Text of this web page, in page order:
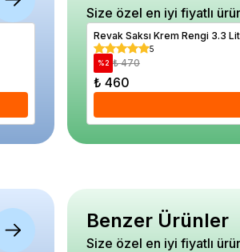
Erik Fidanı Laetitia 4 Yaş 120 cm Saksıda
5
Size özel en iyi fiyatlı
Revak Saksı Krem Rengi 3.3
5
%2 ₺ 470
₺ 460
Benzer Ürünler
Size özel en iyi fiyatlı